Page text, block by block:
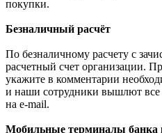
покупки.
Безналичный расчёт
По безналичному расчету с
расчетный счет организации.
укажите в комментарии
и наши сотрудники вышлют
на e-mail.
Мобильные терминалы банка